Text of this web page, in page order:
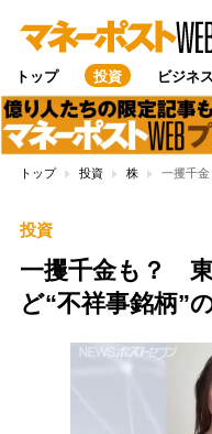
トップ 投資 ビジネス
トップ 投資 株 一攫千
投資
一攫千金も？
ど“不祥事銘柄”